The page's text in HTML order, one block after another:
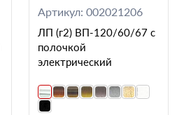
Артикул: 002021206
ЛП (г2) ВП-120/60/67 с
полочкой
электрический